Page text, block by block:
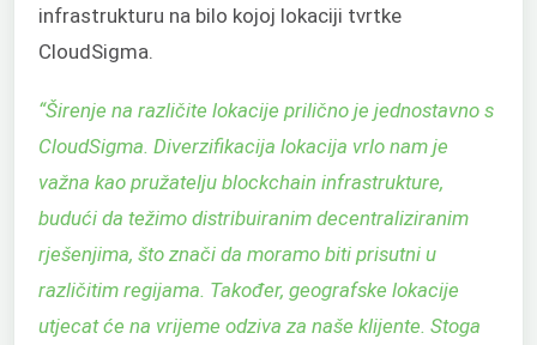
infrastrukturu na bilo kojoj lokaciji tvrtke
CloudSigma.
“Širenje na različite lokacije prilično je jednostavno s
CloudSigma. Diverzifikacija lokacija vrlo nam je
važna kao pružatelju blockchain infrastrukture,
budući da težimo distribuiranim decentraliziranim
rješenjima, što znači da moramo biti prisutni u
različitim regijama. Također, geografske lokacije
utjecat će na vrijeme odziva za naše klijente. Stoga